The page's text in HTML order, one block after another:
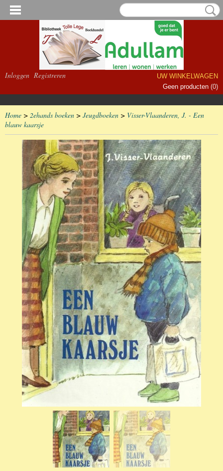
Inloggen Registreren
UW WINKELWAGEN
Geen producten (0)
Home > 2ehands boeken > Jeugdboeken > Visser-Vlaanderen, J. - Een
blauw kaarsje